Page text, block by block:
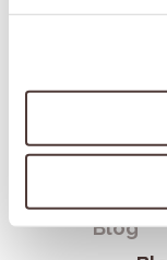
15 años
Blog